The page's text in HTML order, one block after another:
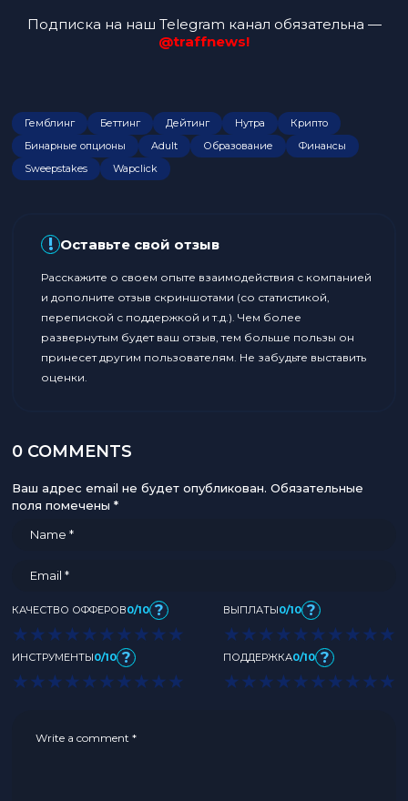
Подписка на наш Telegram канал обязательна —
@traffnews!
Гемблинг Беттинг Дейтинг Нутра
Крипто
Бинарные опционы
Adult Образование
Финансы
Sweepstakes
Wapclick
! Оставьте свой отзыв
Расскажите о своем опыте взаимодействия с компанией
и дополните отзыв скриншотами (со статистикой,
перепиской с поддержкой и т.д.). Чем более
развернутым будет ваш отзыв, тем больше пользы он
принесет другим пользователям. Не забудьте выставить
оценки.
0 COMMENTS
Ваш адрес email не будет опубликован. Обязательные
поля помечены *
КАЧЕСТВО ОФФЕРОВ0/10 ?
★ ★ ★ ★ ★ ★ ★ ★ ★ ★
ВЫПЛАТЫ0/10 ?
★ ★ ★ ★ ★ ★ ★ ★ ★ ★
ИНСТРУМЕНТЫ0/10 ?
★ ★ ★ ★ ★ ★ ★ ★ ★ ★
ПОДДЕРЖКА0/10 ?
★ ★ ★ ★ ★ ★ ★ ★ ★ ★